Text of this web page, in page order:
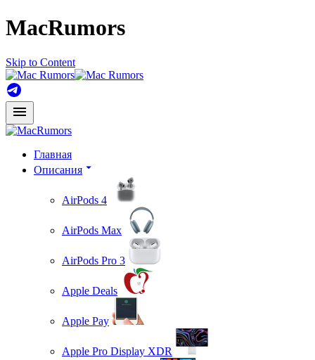
MacRumors
Skip to Content
Главная
Описания
AirPods 4
AirPods Max
AirPods Pro 3
Apple Deals
Apple Pay
Apple Pro Display XDR